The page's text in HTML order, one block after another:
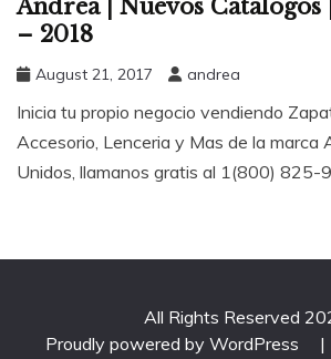
Andrea | Nuevos Catalogos
– 2018
August 21, 2017 andrea
Inicia tu propio negocio vendiendo
Accesorio, Lenceria y Mas de la marca
Unidos, llamanos gratis al 1(800) 825-
All Rights Reserved
Proudly powered by WordPress
|